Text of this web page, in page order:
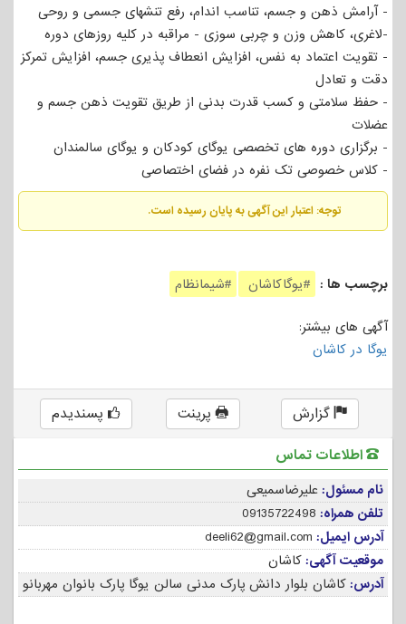
- آرامش ذهن و جسم، تناسب اندام، رفع تنشهای جسمی و روحی
-لاغری، کاهش وزن و چربی سوزی - مراقبه در کلیه روزهای دوره
- تقویت اعتماد به نفس، افزایش انعطاف پذیری جسم، افزایش تمرکز
دقت و تعادل
- حفظ سلامتی و کسب قدرت بدنی از طریق تقویت ذهن جسم و
عضلات
- برگزاری دوره های تخصصی یوگای کودکان و یوگای سالمندان
- کلاس خصوصی تک نفره در فضای اختصاصی
توجه: اعتبار این آگهی به پایان رسیده است.
برچسب ها : #یوگاکاشان #شیمانظام
آگهی های بیشتر:
یوگا در کاشان
گزارش پرینت
پسندیدم
اطلاعات تماس
نام مسئول: علیرضاسمیعی
تلفن همراه: 09135722498
آدرس ایمیل: deeli62@gmail.com
موقعیت آگهی:کاشان
آدرس:کاشان بلوار دانش پارک مدنی سالن یوگا پارک بانوان مهربانو